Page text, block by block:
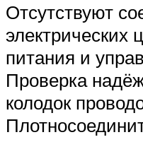
Отсутствуют
электрических
питания и
Проверка
колодок